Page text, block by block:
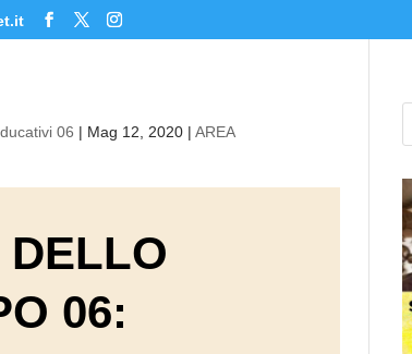
06 | Mag 12, 2020 |AREA
DELLO
06: